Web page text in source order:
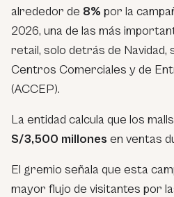
alrededor de 8% por la
2026, una de las más
retail, solo detrás de Navidad,
Centros Comerciales y de
(ACCEP).
La entidad calcula que los
S/3,500 millones en ventas
El gremio señala que esta
mayor flujo de visitantes por